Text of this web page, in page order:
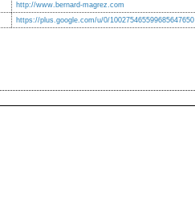
http://www.bernard-magrez.com
https://plus.google.com/u/0/100275465599685647650